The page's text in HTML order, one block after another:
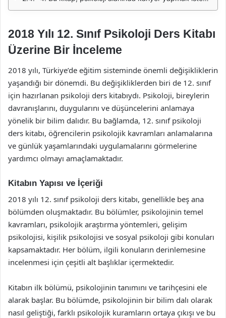
2018 Yılı 12. Sınıf Psikoloji Ders Kitabı
Üzerine Bir İnceleme
2018 yılı, Türkiye’de eğitim sisteminde önemli değişikliklerin
yaşandığı bir dönemdi. Bu değişikliklerden biri de 12. sınıf
için hazırlanan psikoloji ders kitabıydı. Psikoloji, bireylerin
davranışlarını, duygularını ve düşüncelerini anlamaya
yönelik bir bilim dalıdır. Bu bağlamda, 12. sınıf psikoloji
ders kitabı, öğrencilerin psikolojik kavramları anlamalarına
ve günlük yaşamlarındaki uygulamalarını görmelerine
yardımcı olmayı amaçlamaktadır.
Kitabın Yapısı ve İçeriği
2018 yılı 12. sınıf psikoloji ders kitabı, genellikle beş ana
bölümden oluşmaktadır. Bu bölümler, psikolojinin temel
kavramları, psikolojik araştırma yöntemleri, gelişim
psikolojisi, kişilik psikolojisi ve sosyal psikoloji gibi konuları
kapsamaktadır. Her bölüm, ilgili konuların derinlemesine
incelenmesi için çeşitli alt başlıklar içermektedir.
Kitabın ilk bölümü, psikolojinin tanımını ve tarihçesini ele
alarak başlar. Bu bölümde, psikolojinin bir bilim dalı olarak
nasıl geliştiği, farklı psikolojik kuramların ortaya çıkışı ve bu